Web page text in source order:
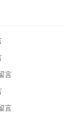
言
言